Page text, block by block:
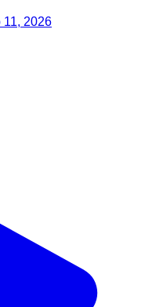
11, 2026